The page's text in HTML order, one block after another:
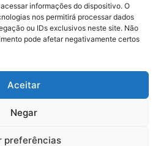
informações do dispositivo. O
nos permitirá processar dados
ou IDs exclusivos neste site. Não
pode afetar negativamente certos
Aceitar
Negar
preferências
Legal